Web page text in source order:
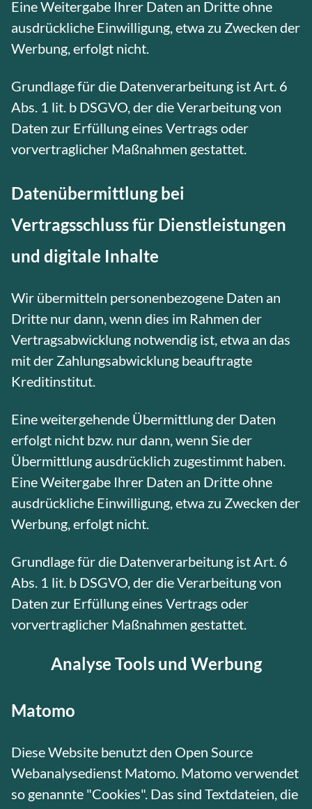
Eine Weitergabe Ihrer Daten an Dritte ohne
ausdrückliche Einwilligung, etwa zu Zwecken der
Werbung, erfolgt nicht.
Grundlage für die Datenverarbeitung ist Art. 6
Abs. 1 lit. b DSGVO, der die Verarbeitung von
Daten zur Erfüllung eines Vertrags oder
vorvertraglicher Maßnahmen gestattet.
Datenübermittlung bei
Vertragsschluss für Dienstleistungen
und digitale Inhalte
Wir übermitteln personenbezogene Daten an
Dritte nur dann, wenn dies im Rahmen der
Vertragsabwicklung notwendig ist, etwa an das
mit der Zahlungsabwicklung beauftragte
Kreditinstitut.
Eine weitergehende Übermittlung der Daten
erfolgt nicht bzw. nur dann, wenn Sie der
Übermittlung ausdrücklich zugestimmt haben.
Eine Weitergabe Ihrer Daten an Dritte ohne
ausdrückliche Einwilligung, etwa zu Zwecken der
Werbung, erfolgt nicht.
Grundlage für die Datenverarbeitung ist Art. 6
Abs. 1 lit. b DSGVO, der die Verarbeitung von
Daten zur Erfüllung eines Vertrags oder
vorvertraglicher Maßnahmen gestattet.
Analyse Tools und Werbung
Matomo
Diese Website benutzt den Open Source
Webanalysedienst Matomo. Matomo verwendet
so genannte "Cookies". Das sind Textdateien, die